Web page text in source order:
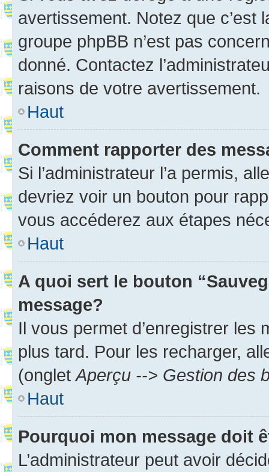
avertissement. Notez que c’est
groupe phpBB n’est pas
donné. Contactez
raisons de votre avertissement.
Haut
Comment rapporter des
Si l’administrateur l’a permis,
devriez voir un bouton pour
vous accéderez aux étapes
Haut
A quoi sert le bouton
message?
Il vous permet d’enregistrer
plus tard. Pour les recharger,
(onglet Aperçu --> Gestion des
Haut
Pourquoi mon message doit
L’administrateur peut avoir